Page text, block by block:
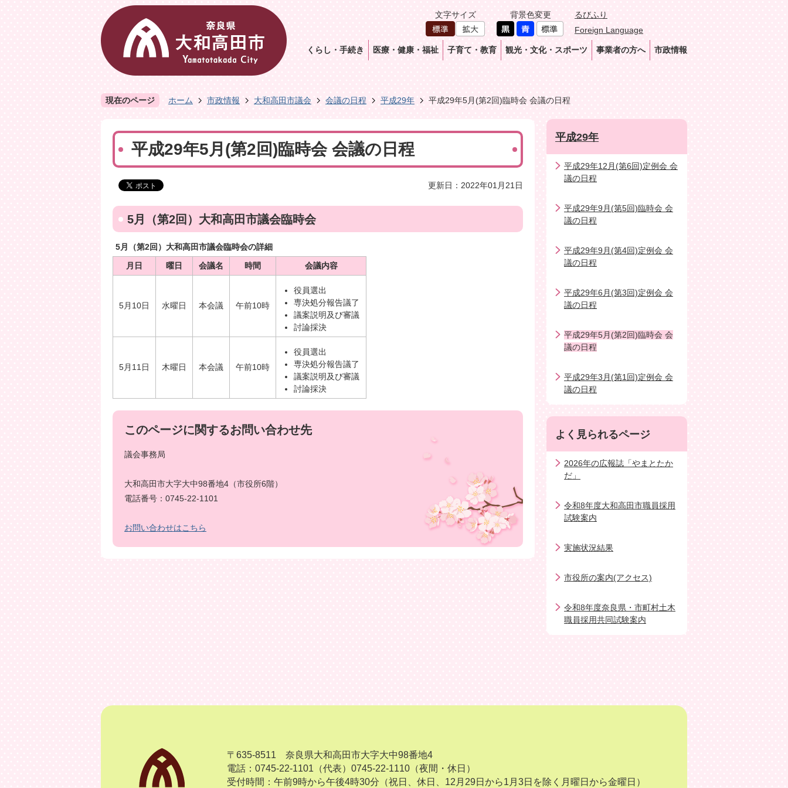
文字サイズ 背景色変更
るびふり
Foreign Language
くらし・手続き 医療・健康・福祉 子育て・教育 観光・文化・スポーツ 事業者の方へ 市政情報
現在のページ ホーム 市政情報 大和高田市議会 会議の日程 平成29年 平成29年5月(第2回)臨時会 会議の日程
平成29年5月(第2回)臨時会 会議の日程
更新日：2022年01月21日
5月（第2回）大和高田市議会臨時会
5月（第2回）大和高田市議会臨時会の詳細
月日
曜日 会議名 時間 会議内容
5月10日 水曜日 本会議 午前10時
役員選出
専決処分報告議了
議案説明及び審議
討論採決
5月11日 木曜日 本会議 午前10時
役員選出
専決処分報告議了
議案説明及び審議
討論採決
このページに関するお問い合わせ先
議会事務局
大和高田市大字大中98番地4（市役所6階）
電話番号：0745-22-1101
お問い合わせはこちら
平成29年
平成29年12月(第6回)定例会 会
議の日程
平成29年9月(第5回)臨時会 会
議の日程
平成29年9月(第4回)定例会 会
議の日程
平成29年6月(第3回)定例会 会
議の日程
平成29年5月(第2回)臨時会 会
議の日程
平成29年3月(第1回)定例会 会
議の日程
よく見られるページ
2026年の広報誌「やまとたか
だ」
令和8年度大和高田市職員採用
試験案内
実施状況結果
市役所の案内(アクセス)
令和8年度奈良県・市町村土木
職員採用共同試験案内
〒635-8511 奈良県大和高田市大字大中98番地4
電話：0745-22-1101（代表） 0745-22-1110（夜間・休日）
受付時間：午前9時から午後4時30分（祝日、休日、12月29日から1月3日を除く月曜日から金曜日）